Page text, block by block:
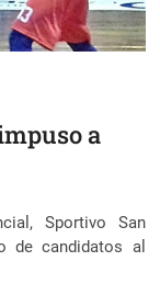
a
Sportivo San
de candidatos al